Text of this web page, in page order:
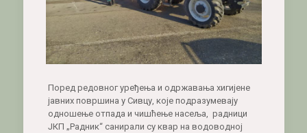
Поред редовног уређења и одржавања хигијене
јавних површина у Сивцу, које подразумевају
одношење отпада и чишћење насеља, радници
ЈКП „Радник“ санирали су квар на водоводној